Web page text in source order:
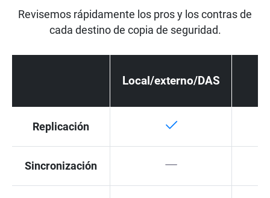
Revisemos rápidamente los pros y los contras de
cada destino de copia de seguridad.
Local/externo/DAS
Replicación
Sincronización